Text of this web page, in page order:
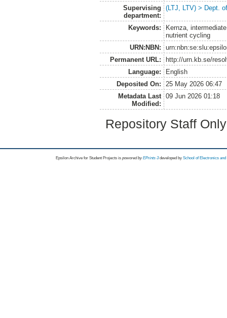
Supervising
department:
(LTJ, LTV) > Dept.
Keywords:
Kernza,
nutrient cycling
URN:NBN:
Permanent URL:
http://urn.kb.se/
Language:
English
Deposited On:
25 May 2026 06:47
Metadata Last
Modified:
09 Jun 2026 01:18
Repository Staff
Epsilon Archive for Student Projects is powored byEPrints 3 developed by School of Electronics